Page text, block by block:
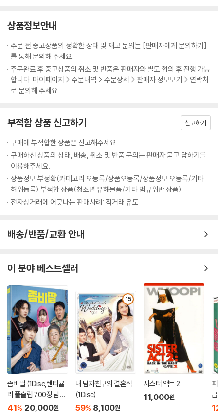
상품정보안내
주문 전 중고상품의 정확한 상태 및 재고 문의는 [판매자에게 문의하기]
를 통해 문의해 주세요.
주문완료 후 중고상품의 취소 및 반품은 판매자와 별도 협의 후 진행 가능
합니다. 마이페이지 > 주문내역 > 주문상세 > 판매자 정보보기 > 연락처
로 문의해 주세요.
부적합 상품 신고하기 신고하기
구매에 부적합한 상품은 신고해주세요.
구매하신 상품의 상태, 배송, 취소 및 반품 문의는 판매자 묻고 답하기를
이용해주세요.
상품정보 부정확(카테고리 오등록/상품오등록/상품정보 오등록/기타
허위등록) 부적합 상품(청소년 유해물품/기타 법규위반 상품)
전자상거래에 어긋나는 판매사례: 직거래 유도
배송/반품/교환 안내
이 분야 베스트셀러
좀비딸 (1Disc,렌티큘
러 풀슬립 700장 넘버
링 한정판) : 블루레이
41% 20,000원
15
내 남자친구의 결혼식
(1Disc)
59% 8,100원
시스터 액트 2
11,000원